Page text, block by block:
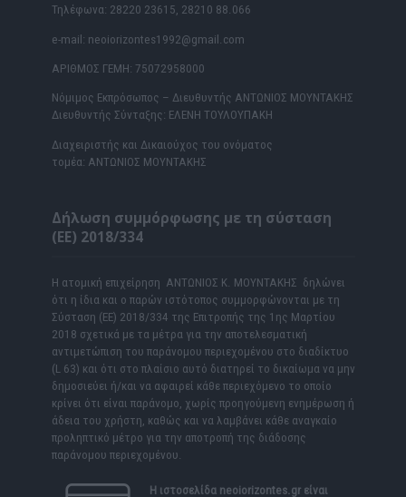
Τηλέφωνα: 28220 23615, 28210 88.066
e-mail: neoiorizontes1992@gmail.com
ΑΡΙΘΜΟΣ ΓΕΜΗ: 75072958000
Νόμιμος Εκπρόσωπος – Διευθυντής ΑΝΤΩΝΙΟΣ ΜΟΥΝΤΑΚΗΣ
Διευθυντής Σύνταξης: ΕΛΕΝΗ ΤΟΥΛΟΥΠΑΚΗ
Διαχειριστής και Δικαιούχος του ονόματος
τομέα: ΑΝΤΩΝΙΟΣ ΜΟΥΝΤΑΚΗΣ
Δήλωση συμμόρφωσης με τη σύσταση
(ΕΕ) 2018/334
Η ατομική επιχείρηση ΑΝΤΩΝΙΟΣ Κ. ΜΟΥΝΤΑΚΗΣ δηλώνει
ότι η ίδια και ο παρών ιστότοπος συμμορφώνονται με τη
Σύσταση (ΕΕ) 2018/334 της Επιτροπής της 1ης Μαρτίου
2018 σχετικά με τα μέτρα για την αποτελεσματική
αντιμετώπιση του παράνομου περιεχομένου στο διαδίκτυο
(L 63) και ότι στο πλαίσιο αυτό διατηρεί το δικαίωμα να μην
δημοσιεύει ή/και να αφαιρεί κάθε περιεχόμενο το οποίο
κρίνει ότι είναι παράνομο, χωρίς προηγούμενη ενημέρωση ή
άδεια του χρήστη, καθώς και να λαμβάνει κάθε αναγκαίο
προληπτικό μέτρο για την αποτροπή της διάδοσης
παράνομου περιεχομένου.
Η ιστοσελίδα neoiorizontes.grείναι